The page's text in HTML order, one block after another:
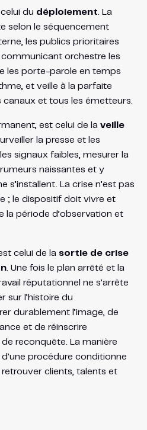
du déploiement . La
selon le séquencement
les publics prioritaires
orchestre les
les porte-parole en temps
et veille à la parfaite
et tous les émetteurs.
est celui de la veille
la presse et les
signaux faibles, mesurer la
naissantes et y
s’installent. La crise n’est pas
; le dispositif doit vivre et
la période d’observation et
celui de la sortie de crise
. Une fois le plan arrêté et la
réputationnel ne s’arrête
sur l’histoire du
durablement l’image, de
et de réinscrire
de reconquête. La manière
procédure conditionne
clients, talents et